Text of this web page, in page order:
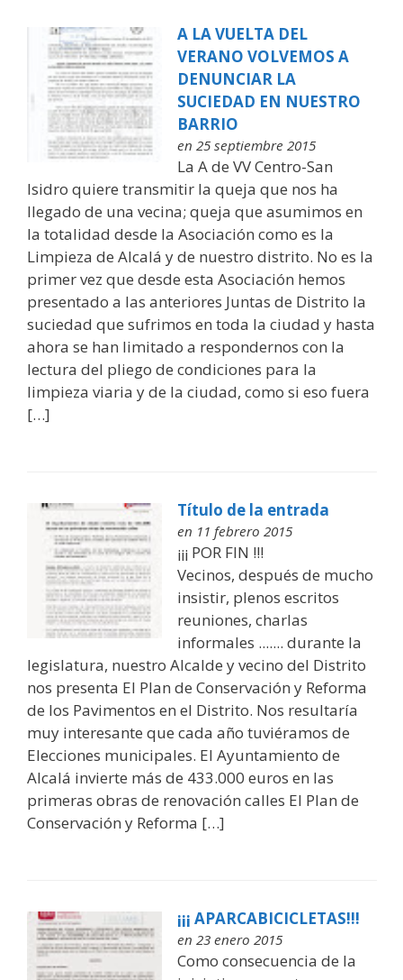
A LA VUELTA DEL
VERANO VOLVEMOS A
DENUNCIAR LA
SUCIEDAD EN NUESTRO
BARRIO
en 25 septiembre 2015
La A de VV Centro-San
Isidro quiere transmitir la queja que nos ha
llegado de una vecina; queja que asumimos en
la totalidad desde la Asociación como es la
Limpieza de Alcalá y de nuestro distrito. No es la
primer vez que desde esta Asociación hemos
presentado a las anteriores Juntas de Distrito la
suciedad que sufrimos en toda la ciudad y hasta
ahora se han limitado a respondernos con la
lectura del pliego de condiciones para la
limpieza viaria y de la ciudad, como si eso fuera
[…]
Título de la entrada
en 11 febrero 2015
¡¡¡ POR FIN !!!
Vecinos, después de mucho
insistir, plenos escritos
reuniones, charlas
informales ....... durante la
legislatura, nuestro Alcalde y vecino del Distrito
nos presenta El Plan de Conservación y Reforma
de los Pavimentos en el Distrito. Nos resultaría
muy interesante que cada año tuviéramos de
Elecciones municipales. El Ayuntamiento de
Alcalá invierte más de 433.000 euros en las
primeras obras de renovación calles El Plan de
Conservación y Reforma […]
¡¡¡ APARCABICICLETAS!!!
en 23 enero 2015
Como consecuencia de la